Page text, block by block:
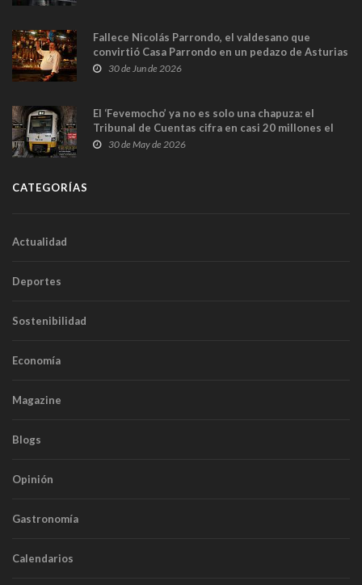
Fallece Nicolás Parrondo, el valdesano que
convirtió Casa Parrondo en un pedazo de Asturias
en Madrid
30 de Jun de 2026
El ‘Fevemocho’ ya no es solo una chapuza: el
Tribunal de Cuentas cifra en casi 20 millones el
sobrecoste de los trenes que no cabían por los
30 de May de 2026
CATEGORÍAS
Actualidad
Deportes
Sostenibilidad
Economía
Magazine
Blogs
Opinión
Gastronomía
Calendarios